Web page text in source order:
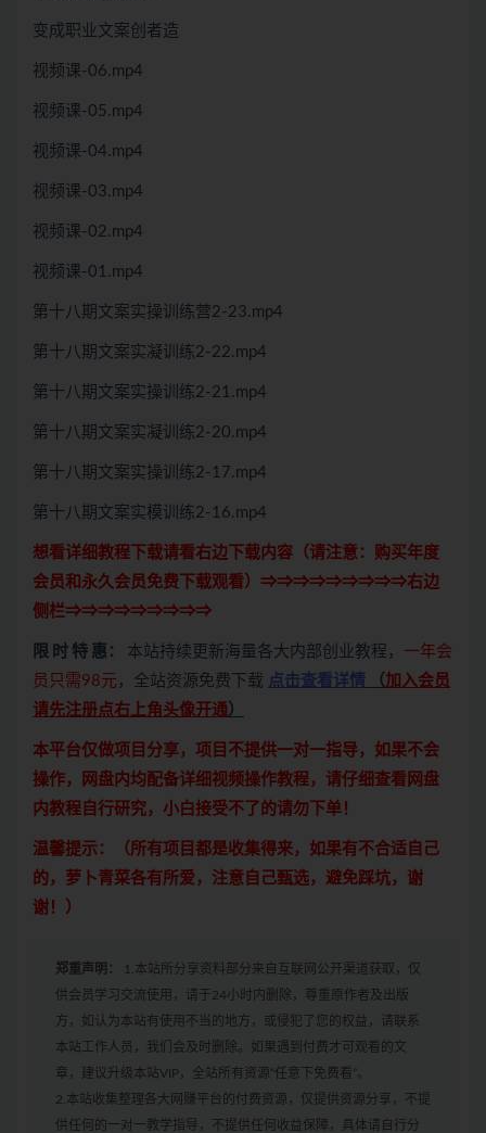
变成职业文案创者造
视频课-06.mp4
视频课-05.mp4
视频课-04.mp4
视频课-03.mp4
视频课-02.mp4
视频课-01.mp4
第十八期文案实操训练营2-23.mp4
第十八期文案实凝训练2-22.mp4
第十八期文案实操训练2-21.mp4
第十八期文案实凝训练2-20.mp4
第十八期文案实操训练2-17.mp4
第十八期文案实模训练2-16.mp4
想看详细教程下载请看右边下载内容（请注意： 购买年度
会员和永久会员免费下载观看）⇒⇒⇒⇒⇒⇒⇒⇒⇒右边
侧栏⇒⇒⇒⇒⇒⇒⇒⇒⇒
限 时 特 惠： 本站持续更新海量各大内部创业教程， 一年会
员只需98元 ，全站资源免费下载 点击查看详情 （加入会员
请先注册点右上角头像开通）
本平台仅做项目分享，项目不提供一对一指导，如果不会
操作，网盘内均配备详细视频操作教程，请仔细查看网盘
内教程自行研究，小白接受不了的请勿下单！
温馨提示：（所有项目都是收集得来，如果有不合适自己
的，萝卜青菜各有所爱，注意自己甄选，避免踩坑，谢
谢！）
郑重声明：
1.本站所分享资料部分来自互联网公开渠道获取，仅
供会员学习交流使用，请于24小时内删除，尊重原作者及出版
方，如认为本站有使用不当的地方，或侵犯了您的权益，请联系
本站工作人员，我们会及时删除。如果遇到付费才可观看的文
章，建议升级本站VIP，全站所有资源“任意下免费看”。
2.本站收集整理各大网赚平台的付费资源，仅提供资源分享，不提
供任何的一对一教学指导，不提供任何收益保障，具体请自行分